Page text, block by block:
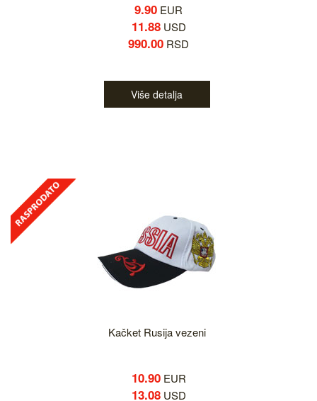
9.90 EUR
11.88USD
990.00 RSD
Više detalja
Kačket Rusija vezeni
10.90EUR
13.08USD